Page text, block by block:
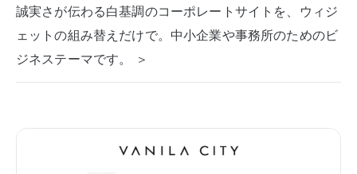
誠実さが伝わる白基調のコーポレートサイトを、ウィジ
ェットの組み替えだけで。中小企業や事務所のためのビ
ジネステーマです。 ＞